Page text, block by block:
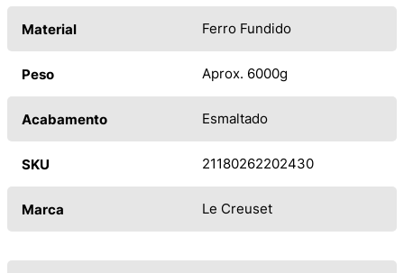
Material Ferro Fundido
Peso Aprox. 6000g
Acabamento Esmaltado
SKU 21180262202430
Marca Le Creuset